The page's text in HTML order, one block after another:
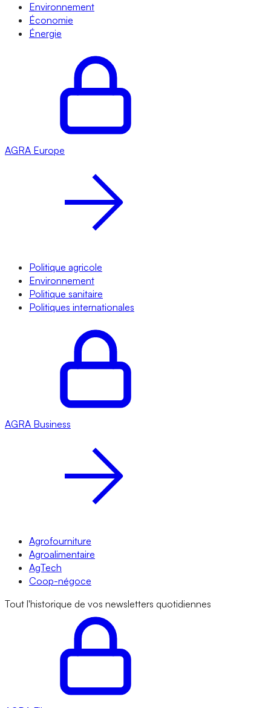
Environnement
Économie
Énergie
AGRA Europe
Politique agricole
Environnement
Politique sanitaire
Politiques internationales
AGRA Business
Agrofourniture
Agroalimentaire
AgTech
Coop-négoce
Tout l'historique de vos newsletters quotidiennes